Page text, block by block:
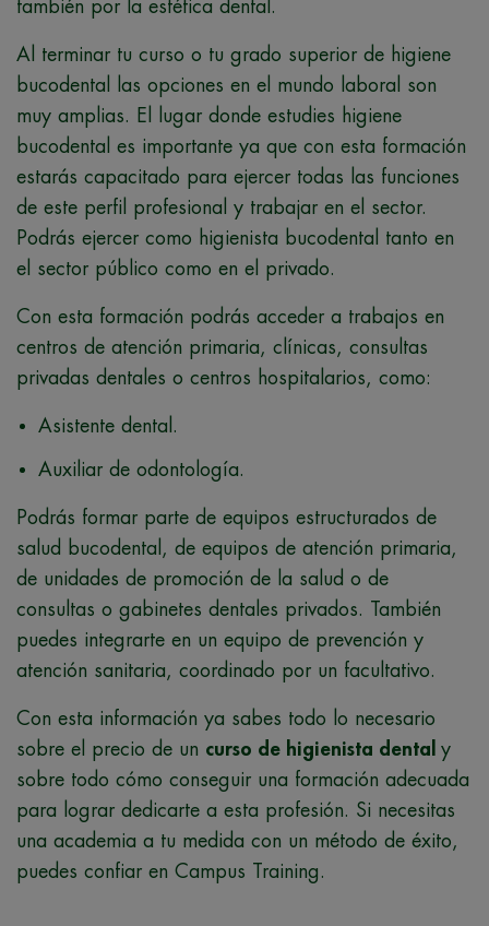
también por la estética dental.
Al terminar tu curso o tu grado superior de higiene
bucodental las opciones en el mundo laboral son
muy amplias. El lugar donde estudies higiene
bucodental es importante ya que con esta formación
estarás capacitado para ejercer todas las funciones
de este perfil profesional y trabajar en el sector.
Podrás ejercer como higienista bucodental tanto en
el sector público como en el privado.
Con esta formación podrás acceder a trabajos en
centros de atención primaria, clínicas, consultas
privadas dentales o centros hospitalarios, como:
Asistente dental.
Auxiliar de odontología.
Podrás formar parte de equipos estructurados de
salud bucodental, de equipos de atención primaria,
de unidades de promoción de la salud o de
consultas o gabinetes dentales privados. También
puedes integrarte en un equipo de prevención y
atención sanitaria, coordinado por un facultativo.
Con esta información ya sabes todo lo necesario
sobre el precio de un curso de higienista dental y
sobre todo cómo conseguir una formación adecuada
para lograr dedicarte a esta profesión. Si necesitas
una academia a tu medida con un método de éxito,
puedes confiar en Campus Training.